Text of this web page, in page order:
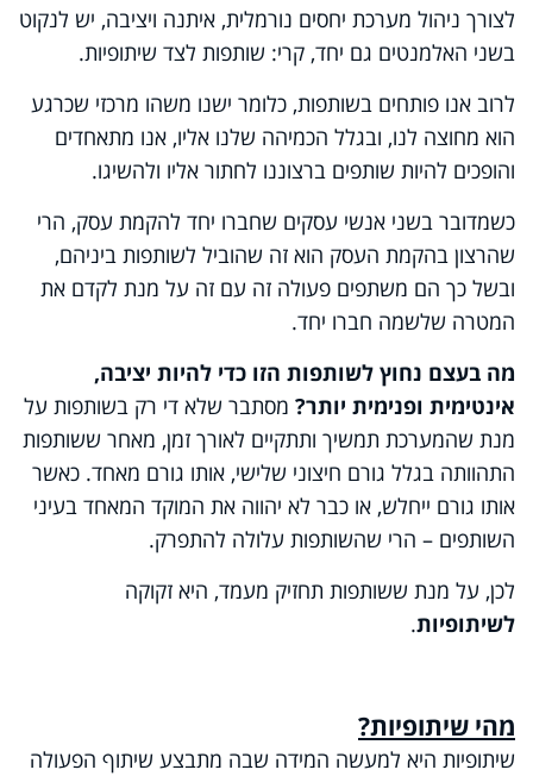
לצורך ניהול מערכת יחסים נורמלית, איתנה ויציבה, יש לנקוט
בשני האלמנטים גם יחד, קרי: שותפות לצד שיתופיות.
לרוב אנו פותחים בשותפות, כלומר ישנו משהו מרכזי שכרגע
הוא מחוצה לנו, ובגלל הכמיהה שלנו אליו, אנו מתאחדים
והופכים להיות שותפים ברצוננו לחתור אליו ולהשיגו.
כשמדובר בשני אנשי עסקים שחברו יחד להקמת עסק, הרי
שהרצון בהקמת העסק הוא זה שהוביל לשותפות ביניהם,
ובשל כך הם משתפים פעולה זה עם זה על מנת לקדם את
המטרה שלשמה חברו יחד.
מה בעצם נחוץ לשותפות הזו כדי להיות יציבה,
אינטימית ופנימית יותר? מסתבר שלא די רק בשותפות על
מנת שהמערכת תמשיך ותתקיים לאורך זמן, מאחר ששותפות
התהוותה בגלל גורם חיצוני שלישי, אותו גורם מאחד. כאשר
אותו גורם ייחלש, או כבר לא יהווה את המוקד המאחד בעיני
השותפים – הרי שהשותפות עלולה להתפרק.
לכן, על מנת ששותפות תחזיק מעמד, היא זקוקה
לשיתופיות.
מהי שיתופיות?
שיתופיות היא למעשה המידה שבה מתבצע שיתוף הפעולה